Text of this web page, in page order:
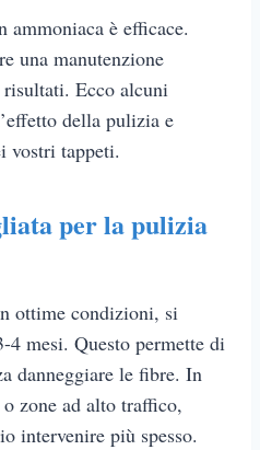
è efficace.
una manutenzione
risultati. Ecco alcuni
della pulizia e
vostri tappeti.
per la pulizia
ottime condizioni, si
mesi. Questo permette di
danneggiare le fibre. In
zone ad alto traffico,
intervenire più spesso.